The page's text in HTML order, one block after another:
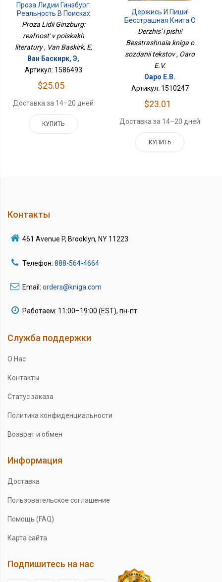
Проза Лидии Гинзбург:
Реальность В Поисках
Литературы
Proza Lidii Ginzburg:
real'nost' v poiskakh
literatury , Van Baskirk, E,
Ван Баскирк, Э,
Артикул: 1586493
$25.05
Доставка за 14–20 дней
КУПИТЬ
Держись И Пиши!
Бесстрашная Книга О
Создании Текстов
Derzhis' i pishi!
Besstrashnaia kniga o
sozdanii tekstov , Oaro
E.V.
Оаро Е.В.
Артикул: 1510247
$23.01
Доставка за 14–20 дней
КУПИТЬ
Контакты
461 Avenue P, Brooklyn, NY 11223
Телефон: 888-564-4664
Email: orders@kniga.com
Работаем: 11:00–19:00 (EST), пн-пт
Служба поддержки
О Нас
Контакты
Статус заказа
Политика конфиденциальности
Возврат и обмен
Информация
Доставка
Пользовательское соглашение
Помощь (FAQ)
Карта сайта
Подпишитесь на нас